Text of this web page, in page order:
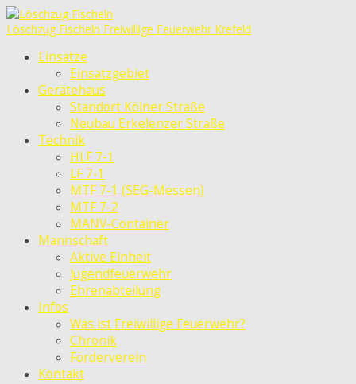
Löschzug Fischeln Freiwillige Feuerwehr Krefeld
Einsätze
Einsatzgebiet
Gerätehaus
Standort Kölner Straße
Neubau Erkelenzer Straße
Technik
HLF 7-1
LF 7-1
MTF 7-1 (SEG-Messen)
MTF 7-2
MANV-Container
Mannschaft
Aktive Einheit
Jugendfeuerwehr
Ehrenabteilung
Infos
Was ist Freiwillige Feuerwehr?
Chronik
Förderverein
Kontakt